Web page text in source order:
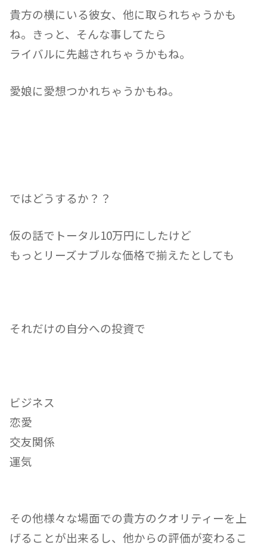
貴方の横にいる彼女、他に取られちゃうかも
ね。きっと、そんな事してたら
ライバルに先越されちゃうかもね。
愛娘に愛想つかれちゃうかもね。
ではどうするか？？
仮の話でトータル10万円にしたけど
もっとリーズナブルな価格で揃えたとしても
それだけの自分への投資で
ビジネス
恋愛
交友関係
運気
その他様々な場面での貴方のクオリティーを上
げることが出来るし、他からの評価が変わるこ